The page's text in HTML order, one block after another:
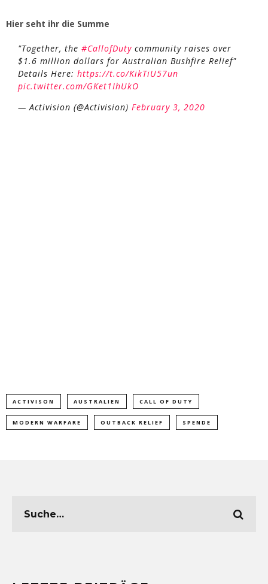
Hier seht ihr die Summe
"Together, the #CallofDuty community raises over
$1.6 million dollars for Australian Bushfire Relief"
Details Here: https://t.co/KikTiU57un
pic.twitter.com/GKet1IhUkO
— Activision (@Activision) February 3, 2020
ACTIVISON AUSTRALIEN CALL OF DUTY
MODERN WARFARE OUTBACK RELIEF SPENDE